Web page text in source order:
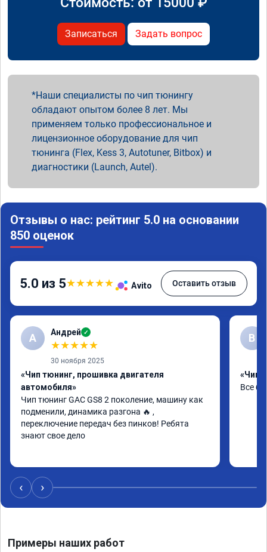
Записаться Задать вопрос
Наши специалисты по чип тюнингу
обладают опытом более 8 лет. Мы
применяем только профессиональное и
лицензионное оборудование для чип
тюнинга (Flex, Kess 3, Autotuner, Bitbox) и
диагностики (Launch, Autel).
Отзывы о нас: рейтинг 5.0 на основании
850 оценок
5.0 из 5★★★★★ Avito Оставить отзыв
А Андрей ✓
★★★★★
30 ноября 2025
«Чип тюнинг, прошивка двигателя
автомобиля»
Чип тюнинг GAC GS8 2 поколение, машину как
подменили, динамика разгона 🔥 ,
переключение передач без пинков! Ребята
знают свое дело
В
«Чип
Все
‹ ›
Примеры наших работ